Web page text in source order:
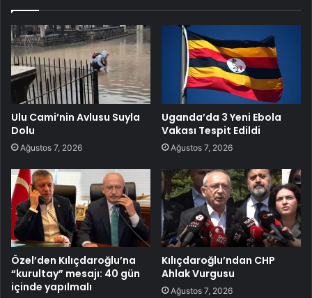
Ulu Cami’nin Avlusu Suyla
Dolu
Ağustos 7, 2026
Uganda’da 3 Yeni Ebola
Vakası Tespit Edildi
Ağustos 7, 2026
Özel’den Kılıçdaroğlu’na
“kurultay” mesajı: 40 gün
içinde yapılmalı
Kılıçdaroğlu’ndan CHP
Ahlak Vurgusu
Ağustos 7, 2026